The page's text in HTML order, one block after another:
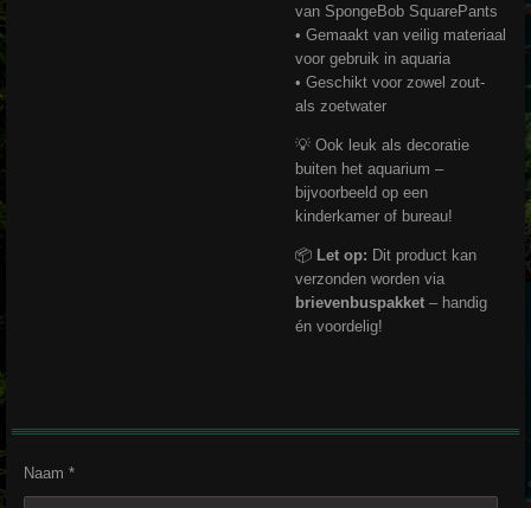
van SpongeBob SquarePants
• Gemaakt van veilig materiaal
voor gebruik in aquaria
• Geschikt voor zowel zout-
als zoetwater
💡 Ook leuk als decoratie
buiten het aquarium –
bijvoorbeeld op een
kinderkamer of bureau!
📦 Let op: Dit product kan
verzonden worden via
brievenbuspakket – handig
én voordelig!
Naam *